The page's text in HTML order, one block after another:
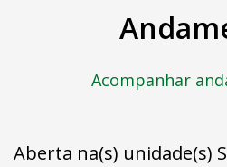
Acompanhar
Aberta na(s) unidade(s)